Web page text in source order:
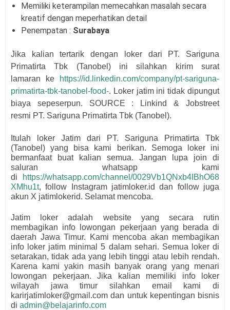
Memiliki keterampilan memecahkan masalah secara
kreatif dengan meperhatikan detail
Penempatan : Surabaya
Jika kalian tertarik dengan loker dari
PT. Sariguna
Primatirta Tbk (Tanobel)
ini silahkan kirim surat
lamaran
ke
https://id.linkedin.com/company/pt-sariguna-
primatirta-tbk-tanobel-food-. Loker jatim ini tidak dipungut
biaya sepeserpun. SOURCE : Linkind & Jobstreet
resmi PT. Sariguna Primatirta Tbk (Tanobel).
Itulah loker Jatim dari
PT. Sariguna Primatirta Tbk
(Tanobel) yang bisa kami berikan. Semoga loker ini
bermanfaat buat kalian semua. Jangan lupa join di
saluran whatsapp kami
di
https://whatsapp.com/channel/0029Vb1QNxb4IBhO68
XMhu1t, follow Instagram jatimloker.id dan follow juga
akun X jatimlokerid. Selamat mencoba.
Jatim loker adalah website yang secara rutin
membagikan info lowongan pekerjaan yang berada di
daerah Jawa Timur. Kami mencoba akan membagikan
info loker jatim minimal 5 dalam sehari. Semua loker di
setarakan, tidak ada yang lebih tinggi atau lebih rendah.
Karena kami yakin masih banyak orang yang menari
lowongan pekerjaan. Jika kalian memiliki info loker
wilayah jawa timur silahkan email kami di
karirjatimloker@gmail.com dan untuk kepentingan bisnis
di admin@belajarinfo.com